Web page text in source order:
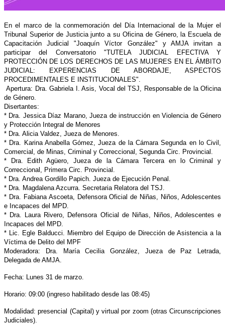
En el marco de la conmemoración del Día Internacional de la Mujer el
Tribunal Superior de Justicia junto a su Oficina de Género, la Escuela de
Capacitación Judicial "Joaquín Víctor González" y AMJA invitan a
participar del Conversatorio "TUTELA JUDICIAL EFECTIVA Y
PROTECCIÓN DE LOS DERECHOS DE LAS MUJERES EN EL ÁMBITO
JUDICIAL: EXPERENCIAS DE ABORDAJE, ASPECTOS
PROCEDIMENTALES E INSTITUCIONALES".
Apertura: Dra. Gabriela I. Asis, Vocal del TSJ, Responsable de la Oficina
de Género.
Disertantes:
* Dra. Jessica Díaz Marano, Jueza de instrucción en Violencia de Género
y Protección Integral de Menores
* Dra. Alicia Valdez, Jueza de Menores.
* ⁠Dra. Karina Anabella Gómez, Jueza de la Cámara Segunda en lo Civil,
Comercial, de Minas, Criminal y Correccional, Segunda Circ. Provincial.
* Dra. Edith Agüero, Jueza de la Cámara Tercera en lo Criminal y
Correccional, Primera Circ. Provincial.
* Dra. Andrea Gordillo Papich. Jueza de Ejecución Penal.
* Dra. Magdalena Azcurra. Secretaria Relatora del TSJ.
* Dra. Fabiana Ascoeta, Defensora Oficial de Niñas, Niños, Adolescentes
e Incapaces del MPD.
* Dra. Laura Rivero, Defensora Oficial de Niñas, Niños, Adolescentes e
Incapaces del MPD.
* Lic. Egle Balducci. Miembro del Equipo de Dirección de Asistencia a la
Víctima de Delito del MPF
Moderadora: Dra. María Cecilia González, Jueza de Paz Letrada,
Delegada de AMJA.
Fecha: Lunes 31 de marzo.
Horario: 09:00 (ingreso habilitado desde las 08:45)
Modalidad: presencial (Capital) y virtual por zoom (otras Circunscripciones
Judiciales).